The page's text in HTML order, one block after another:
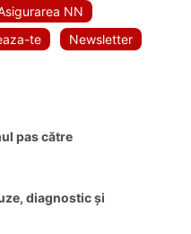
NN
te Newsletter
pas către
diagnostic și